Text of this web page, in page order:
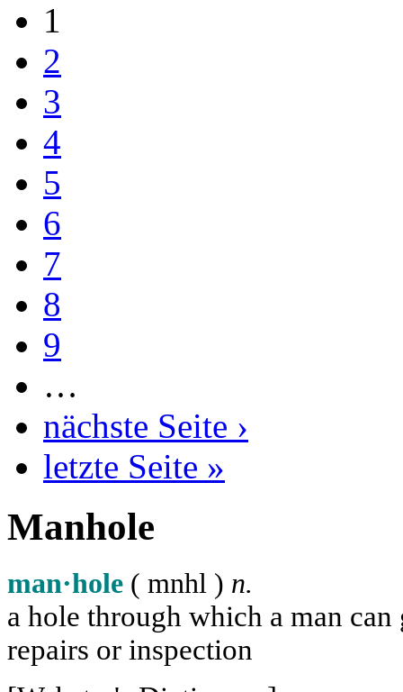
1
2
3
4
5
6
7
8
9
…
nächste Seite ›
letzte Seite »
Manhole
man·hole ( mnhl ) n.
a hole through which a man
repairs or inspection